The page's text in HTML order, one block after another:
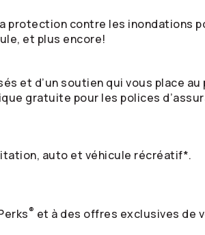
protection contre les inondations
et plus encore!
et d’un soutien qui vous place au
gratuite pour les polices
auto et véhicule récréatif*.
® et à des offres exclusives de